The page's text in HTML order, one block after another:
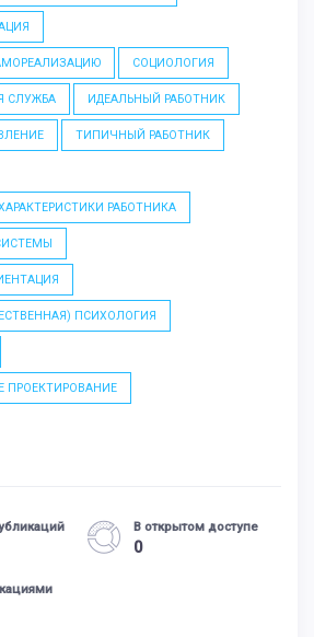
СОЦИОЛОГИЯ
СЛУЖБА ИДЕАЛЬНЫЙ РАБОТНИК
ТИПИЧНЫЙ РАБОТНИК
РАБОТНИКА
ПСИХОЛОГИЯ
ПРОЕКТИРОВАНИЕ
В открытом доступе
0